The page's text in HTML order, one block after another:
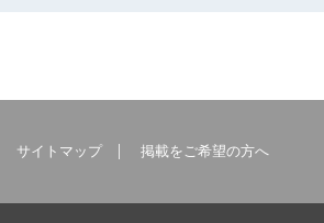
サイトマップ 掲載をご希望の方へ